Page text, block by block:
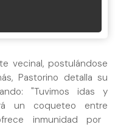
vecinal, postulándose
Pastorino detalla su
"Tuvimos idas y
un coqueteo entre
inmunidad por